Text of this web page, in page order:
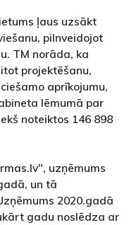
ļaus uzsākt
pilnveidojot
TM norāda, ka
projektēšanu,
aprīkojumu,
lēmumā par
noteiktos 146 898
uzņēmums
un tā
2020.gadā
gadu noslēdza ar